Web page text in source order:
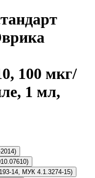
100 мкг/
1 мл,
14, МУК 4.1.3274-15)